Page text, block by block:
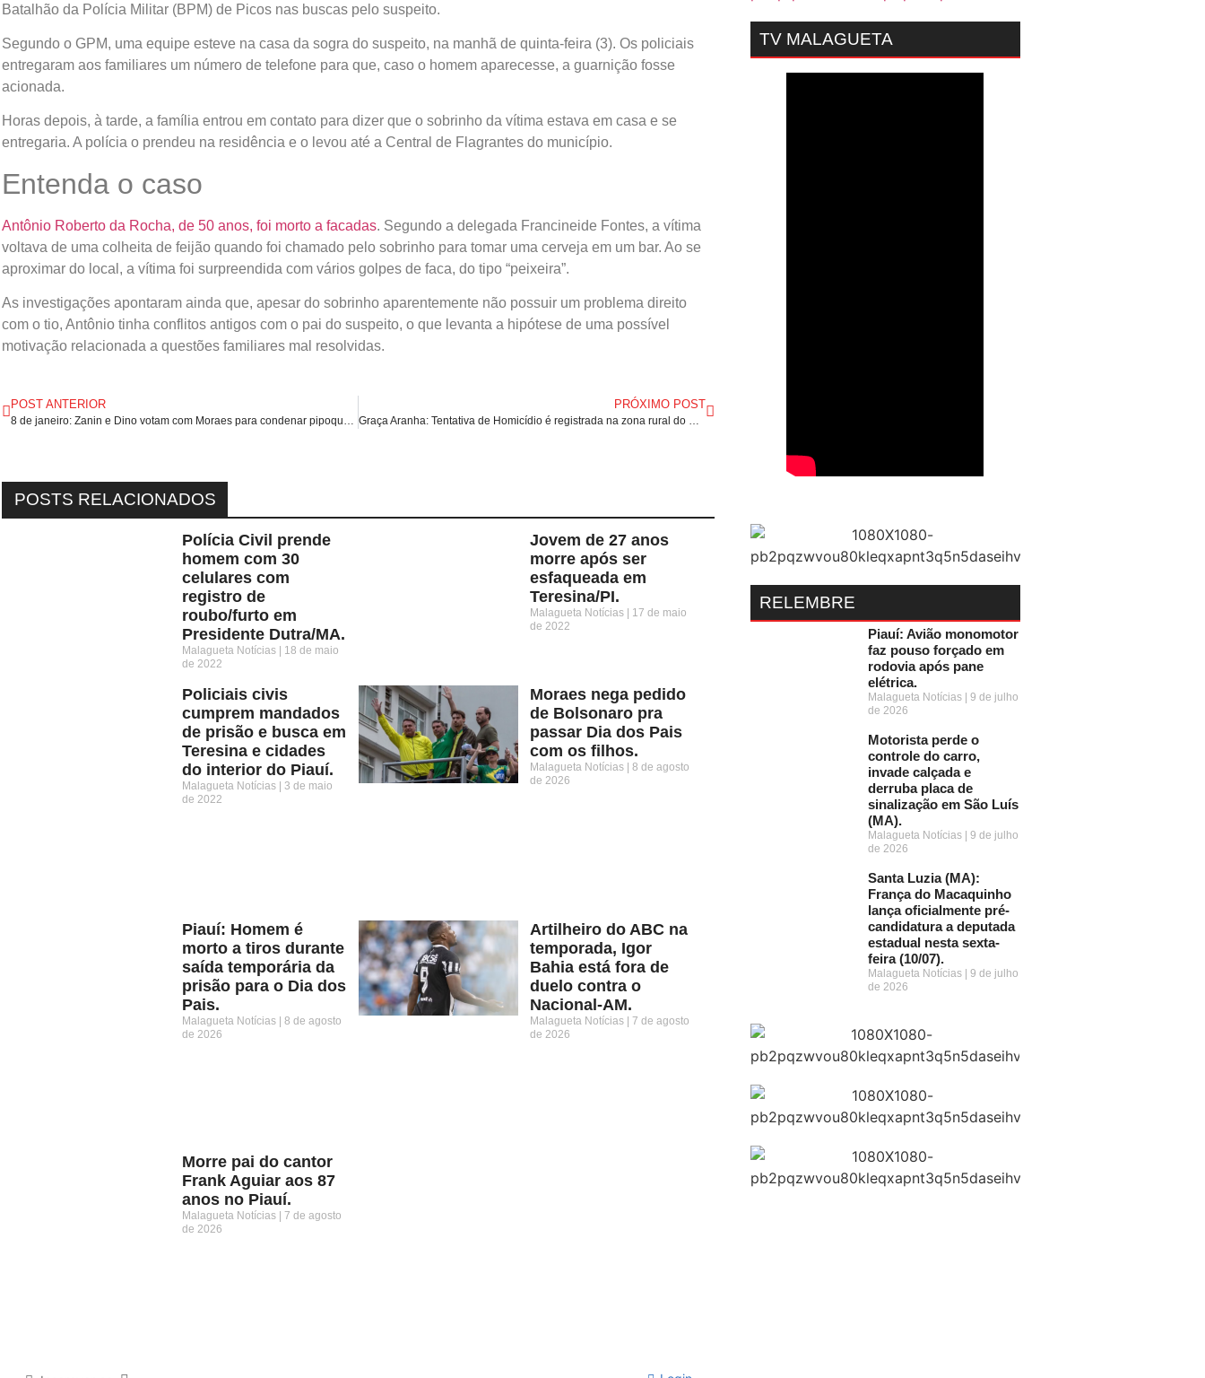
Batalhão da Polícia Militar (BPM) de Picos nas buscas pelo suspeito.
Segundo o GPM, uma equipe esteve na casa da sogra do suspeito, na manhã de quinta-feira (3). Os policiais
entregaram aos familiares um número de telefone para que, caso o homem aparecesse, a guarnição fosse
acionada.
Horas depois, à tarde, a família entrou em contato para dizer que o sobrinho da vítima estava em casa e se
entregaria. A polícia o prendeu na residência e o levou até a Central de Flagrantes do município.
Entenda o caso
Antônio Roberto da Rocha, de 50 anos, foi morto a facadas. Segundo a delegada Francineide Fontes, a vítima
voltava de uma colheita de feijão quando foi chamado pelo sobrinho para tomar uma cerveja em um bar. Ao se
aproximar do local, a vítima foi surpreendida com vários golpes de faca, do tipo “peixeira”.
As investigações apontaram ainda que, apesar do sobrinho aparentemente não possuir um problema direito
com o tio, Antônio tinha conflitos antigos com o pai do suspeito, o que levanta a hipótese de uma possível
motivação relacionada a questões familiares mal resolvidas.
POST ANTERIOR
8 de janeiro: Zanin e Dino votam com Moraes para condenar pipoqueiro e vendedor de picolé.
PRÓXIMO POST
Graça Aranha: Tentativa de Homicídio é registrada na zona rural do município; acusado é preso pela PM.
POSTS RELACIONADOS
Polícia Civil prende
homem com 30
celulares com
registro de
roubo/furto em
Presidente Dutra/MA.
Malagueta Notícias
18 de maio
de 2022
Jovem de 27 anos
morre após ser
esfaqueada em
Teresina/PI.
Malagueta Notícias
17 de maio
de 2022
Policiais civis
cumprem mandados
de prisão e busca em
Teresina e cidades
do interior do Piauí.
Malagueta Notícias
3 de maio
de 2022
Moraes nega pedido
de Bolsonaro pra
passar Dia dos Pais
com os filhos.
Malagueta Notícias
8 de agosto
de 2026
Piauí: Homem é
morto a tiros durante
saída temporária da
prisão para o Dia dos
Pais.
Malagueta Notícias
8 de agosto
de 2026
Artilheiro do ABC na
temporada, Igor
Bahia está fora de
duelo contra o
Nacional-AM.
Malagueta Notícias
7 de agosto
de 2026
Morre pai do cantor
Frank Aguiar aos 87
anos no Piauí.
Malagueta Notícias
7 de agosto
de 2026
TV MALAGUETA
RELEMBRE
Piauí: Avião monomotor
faz pouso forçado em
rodovia após pane
elétrica.
Malagueta Notícias
9 de julho
de 2026
Motorista perde o
controle do carro,
invade calçada e
derruba placa de
sinalização em São Luís
(MA).
Malagueta Notícias
9 de julho
de 2026
Santa Luzia (MA):
França do Macaquinho
lança oficialmente pré-
candidatura a deputada
estadual nesta sexta-
feira (10/07).
Malagueta Notícias
9 de julho
de 2026